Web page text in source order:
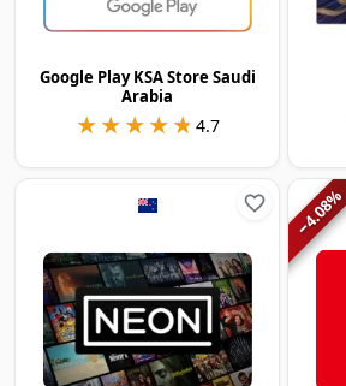
Google Play KSA Store Saudi
Arabia
★★★★★
★★★★★ 4.7
−
4.08
%